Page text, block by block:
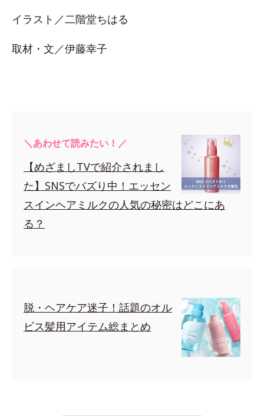
イラスト／二階堂ちはる
取材・文／伊藤幸子
＼あわせて読みたい！／
【めざましTVで紹介されまし
た】SNSでバズり中！エッセン
スインヘアミルクの人気の秘密はどこにあ
る？
脱・ヘアケア迷子！話題のオル
ビス髪用アイテム総まとめ